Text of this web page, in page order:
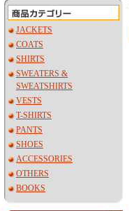
JACKETS
COATS
SHIRTS
SWEATERS &
SWEATSHIRTS
VESTS
T-SHIRTS
PANTS
SHOES
ACCESSORIES
OTHERS
BOOKS